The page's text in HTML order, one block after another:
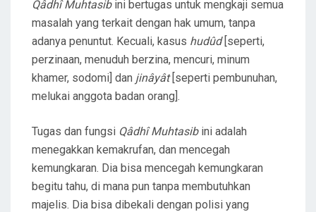
Qâdhî Muhtasibini bertugas untuk mengkaji semua
masalah yang terkait dengan hak umum, tanpa
adanya penuntut. Kecuali, kasus hudûd[seperti,
perzinaan, menuduh berzina, mencuri, minum
khamer, sodomi] dan jinâyât[seperti pembunuhan,
melukai anggota badan orang].
Tugas dan fungsi Qâdhî Muhtasibini adalah
menegakkan kemakrufan, dan mencegah
kemungkaran. Dia bisa mencegah kemungkaran
begitu tahu, di mana pun tanpa membutuhkan
majelis. Dia bisa dibekali dengan polisi yang